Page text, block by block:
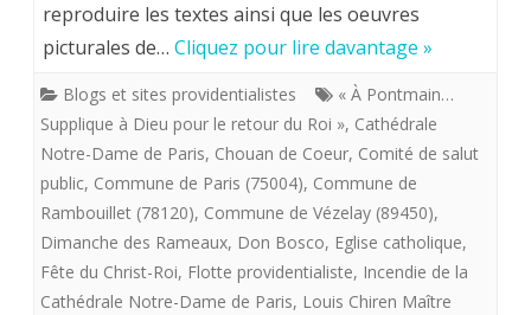
imagier
flotte
providentialiste
Notre
reproduire les textes ainsi que les oeuvres
picturales de… Cliquez pour lire davantage »
Blogs et sites providentialistes
« À Pontmain…
Supplique à Dieu pour le retour du Roi », Cathédrale
Notre-Dame de Paris, Chouan de Coeur, Comité de salut
public, Commune de Paris (75004), Commune de
Rambouillet (78120), Commune de Vézelay (89450),
Dimanche des Rameaux, Don Bosco, Eglise catholique,
Fête du Christ-Roi, Flotte providentialiste, Incendie de la
Cathédrale Notre-Dame de Paris, Louis Chiren Maître